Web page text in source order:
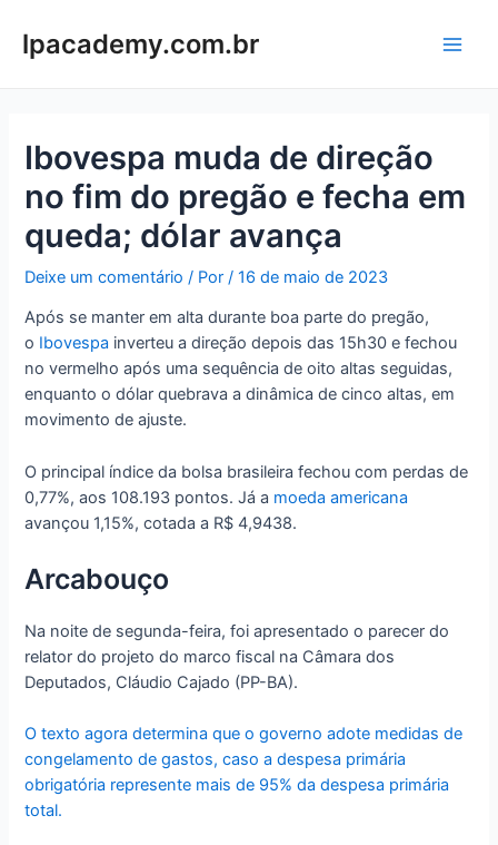
paralpacademy.com.br
Ibovespa muda de direção
no fim do pregão e fecha em
queda; dólar avança
Deixe um comentário / Por/16 de maio de 2023
Após se manter em alta durante boa parte do pregão,
o Ibovespa inverteu a direção depois das 15h30 e fechou
no vermelho após uma sequência de oito altas seguidas,
enquanto o dólar quebrava a dinâmica de cinco altas, em
movimento de ajuste.
O principal índice da bolsa brasileira fechou com perdas de
0,77%, aos 108.193 pontos. Já a moeda americana
avançou 1,15%, cotada a R$ 4,9438.
Arcabouço
Na noite de segunda-feira, foi apresentado o parecer do
relator do projeto do marco fiscal na Câmara dos
Deputados, Cláudio Cajado (PP-BA).
O texto agora determina que o governo adote medidas de
congelamento de gastos, caso a despesa primária
obrigatória represente mais de 95% da despesa primária
total.